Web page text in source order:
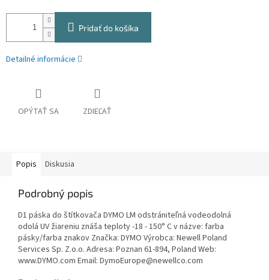
Pridať do košíka
Detailné informácie
OPÝTAŤ SA ZDIEĽAŤ
Popis Diskusia
Podrobný popis
D1 páska do štítkovača DYMO LM odstrániteľná vodeodolná
odolá UV žiareniu znáša teploty -18 - 150° C v názve: farba
pásky/farba znakov Značka: DYMO Výrobca: Newell Poland
Services Sp. Z.o.o. Adresa: Poznan 61-894, Poland Web:
www.DYMO.com Email: DymoEurope@newellco.com